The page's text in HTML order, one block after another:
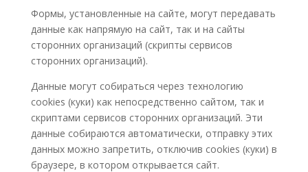
Формы, установленные на сайте, могут передавать
данные как напрямую на сайт, так и на сайты
сторонних организаций (скрипты сервисов
сторонних организаций).
Данные могут собираться через технологию
cookies (куки) как непосредственно сайтом, так и
скриптами сервисов сторонних организаций. Эти
данные собираются автоматически, отправку этих
данных можно запретить, отключив cookies (куки) в
браузере, в котором открывается сайт.